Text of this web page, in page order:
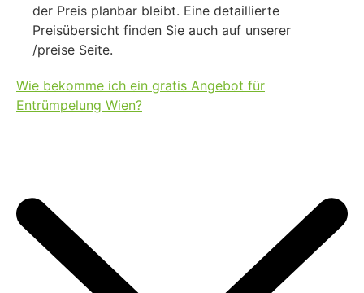
der Preis planbar bleibt. Eine detaillierte
Preisübersicht finden Sie auch auf unserer
/preise Seite.
Wie bekomme ich ein gratis Angebot für
Entrümpelung Wien?